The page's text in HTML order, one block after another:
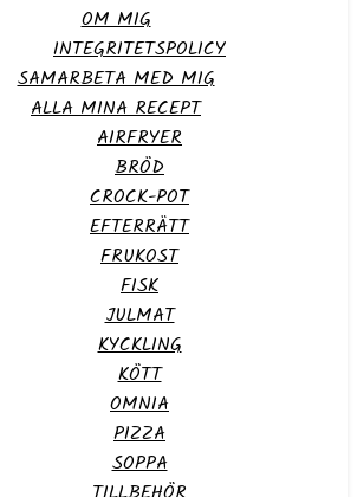
OM MIG
INTEGRITETSPOLICY
SAMARBETA MED MIG
ALLA MINA RECEPT
AIRFRYER
BRÖD
CROCK-POT
EFTERRÄTT
FRUKOST
FISK
JULMAT
KYCKLING
KÖTT
OMNIA
PIZZA
SOPPA